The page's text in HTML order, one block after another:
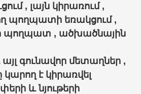
, լայն կիրառում ,
պողպատի եռակցում ,
պողպատ , ածխածնային
գունավոր մետաղներ ,
կարող է կիրառվել
և նյութերի